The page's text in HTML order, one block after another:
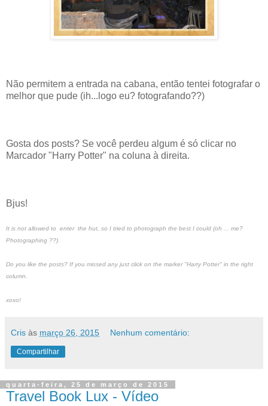
Não permitem a entrada na cabana, então tentei fotografar o
melhor que pude (ih...logo eu? fotografando??)
Gosta dos posts? Se você perdeu algum é só clicar no
Marcador "Harry Potter" na coluna à direita.
Bjus!
It is not allowed to enter the hut, so I tried to photograph the best I could (oh ... me?
Photographing ??).
Do you like the posts? If you missed any just click on the marker "Harry Potter" in the right
column.
xoxo!
Cris às março 26, 2015 Nenhum comentário:
Compartilhar
quarta-feira, 25 de março de 2015
Travel Book Lux - Vídeo